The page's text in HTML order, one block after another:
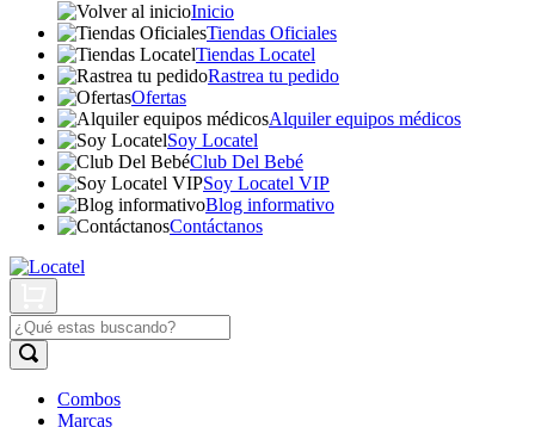
Inicio
Tiendas Oficiales
Tiendas Locatel
Rastrea tu pedido
Ofertas
Alquiler equipos médicos
Soy Locatel
Club Del Bebé
Soy Locatel VIP
Blog informativo
Contáctanos
Combos
Marcas